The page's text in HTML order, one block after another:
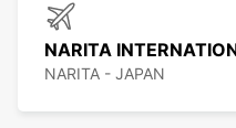
NARITA
NARITA - JAPAN